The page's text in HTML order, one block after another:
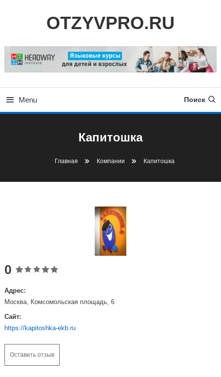
OTZYVPRO.RU
Menu Поиск
Капитошка
Главная Компании Капитошка
0
Адрес:
Москва, Комсомольская площадь, 6
Сайт:
https://kapitoshka-ekb.ru
Оставить отзыв